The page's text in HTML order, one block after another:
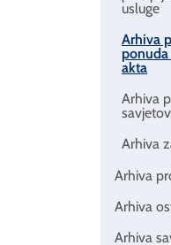
usluge
Arhiva
akta
Arhiva
Arhiva
Arhiva
Arhiva
Arhiva